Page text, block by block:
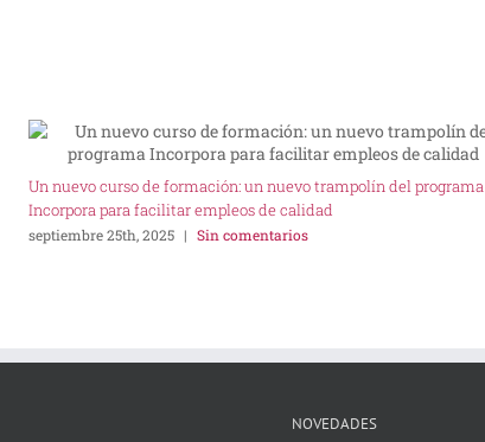
Un nuevo curso de formación: un nuevo trampolín del programa
Incorpora para facilitar empleos de calidad
septiembre 25th, 2025 | Sin comentarios
NOVEDADES